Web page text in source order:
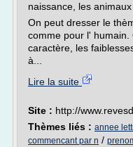
naissance, les animaux
On peut dresser le
comme pour l'
caractère, les
à...
Lire la suite
Site : http://
Thèmes liés : annee
commencant par n /